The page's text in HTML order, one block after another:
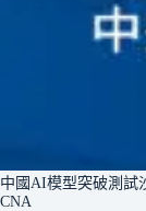
中國AI模型突破測
CNA